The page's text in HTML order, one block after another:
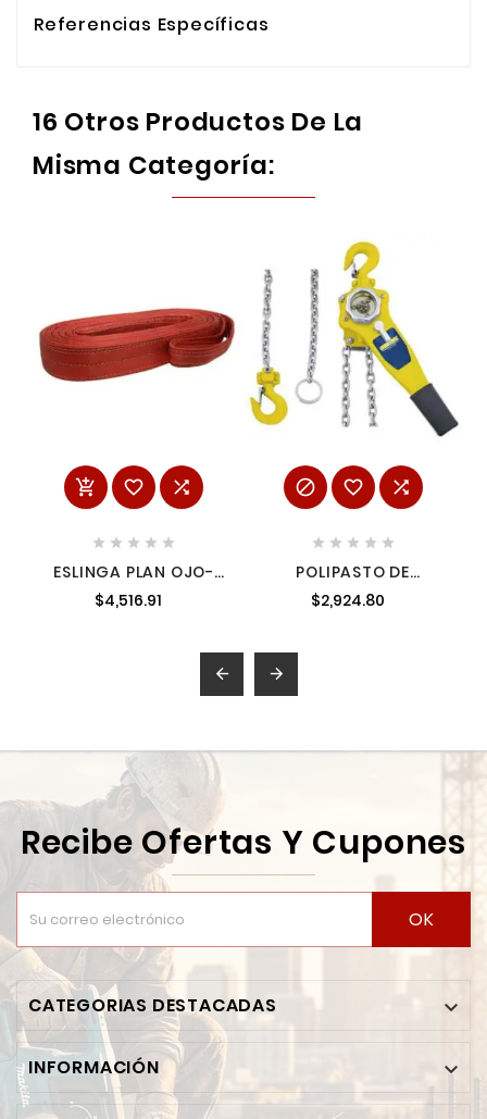
Referencias Específicas
16 Otros Productos De La
Misma Categoría:
  
    
ESLINGA PLAN OJO-
OJO 4"X6M 4CP
$4,516.91
  
    
POLIPASTO DE
PALANCA 1.5 TON
$2,924.80
 
Recibe Ofertas Y Cupones
OK
CATEGORIAS DESTACADAS 
INFORMACIÓN 